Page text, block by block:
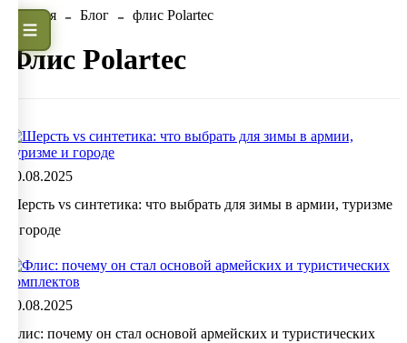
Главная Блог флис Polartec
флис Polartec
20.08.2025
Шерсть vs синтетика: что выбрать для зимы в армии, туризме
и городе
20.08.2025
Флис: почему он стал основой армейских и туристических